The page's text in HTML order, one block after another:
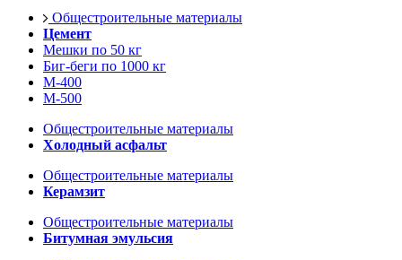
Общестроительные материалы
Цемент
Мешки по 50 кг
Биг-беги по 1000 кг
М-400
М-500
Общестроительные материалы
Холодный асфальт
Общестроительные материалы
Керамзит
Общестроительные материалы
Битумная эмульсия